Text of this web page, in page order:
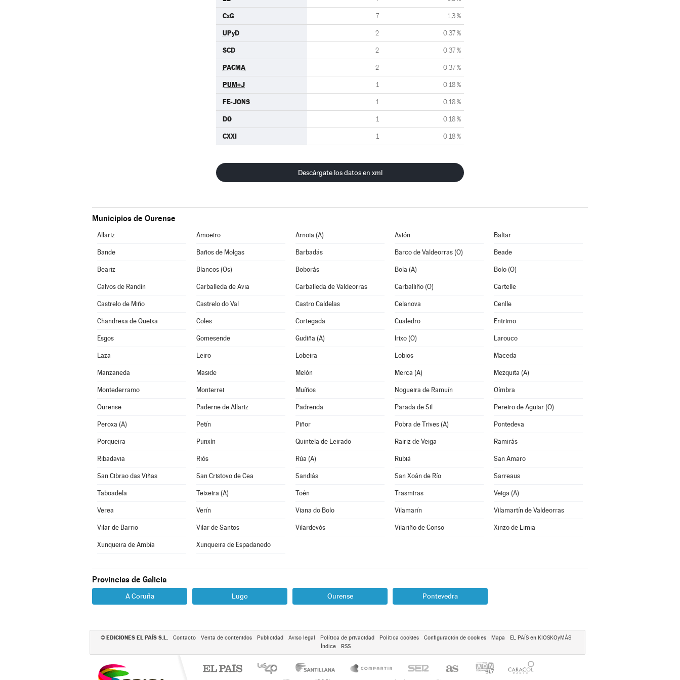
CxG 7 1,3 %
UPyD 2 0,37 %
SCD 2 0,37 %
PACMA 2 0,37 %
PUM+J 1 0,18 %
FE-JONS 1 0,18 %
DO 1 0,18 %
CXXI 1 0,18 %
Descárgate los datos en xml
Municipios de Ourense
Allariz Amoeiro Arnoia (A) Avión Baltar
Bande Baños de Molgas Barbadás Barco de Valdeorras (O) Beade
Beariz Blancos (Os) Boborás Bola (A) Bolo (O)
Calvos de Randín Carballeda de Avia Carballeda de Valdeorras Carballiño (O) Cartelle
Castrelo de Miño Castrelo do Val Castro Caldelas Celanova Cenlle
Chandrexa de Queixa Coles Cortegada Cualedro Entrimo
Esgos Gomesende Gudiña (A) Irixo (O) Larouco
Laza Leiro Lobeira Lobios Maceda
Manzaneda Maside Melón Merca (A) Mezquita (A)
Montederramo Monterrei Muíños Nogueira de Ramuín Oímbra
Ourense Paderne de Allariz Padrenda Parada de Sil Pereiro de Aguiar (O)
Peroxa (A) Petín Piñor Pobra de Trives (A) Pontedeva
Porqueira Punxín Quintela de Leirado Rairiz de Veiga Ramirás
Ribadavia Riós Rúa (A) Rubiá San Amaro
San Cibrao das Viñas San Cristovo de Cea Sandiás San Xoán de Río Sarreaus
Taboadela Teixeira (A) Toén Trasmiras Veiga (A)
Verea Verín Viana do Bolo Vilamarín Vilamartín de Valdeorras
Vilar de Barrio Vilar de Santos Vilardevós Vilariño de Conso Xinzo de Limia
Xunqueira de Ambía Xunqueira de Espadanedo
Provincias de Galicia
A Coruña Lugo Ourense Pontevedra
© EDICIONES EL PAÍS S.L. Contacto Venta de contenidos Publicidad Aviso legal Política de privacidad Política cookies Configuración de cookies Mapa
EL PAÍS en KIOSKOyMÁS
Índice
RSS